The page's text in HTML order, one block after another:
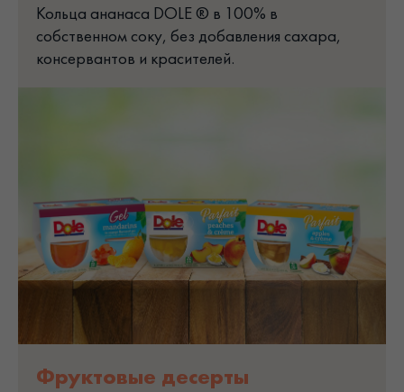
Кольца ананаса DOLE ® в 100% в
собственном соку, без добавления сахара,
консервантов и красителей.
Фруктовые десерты